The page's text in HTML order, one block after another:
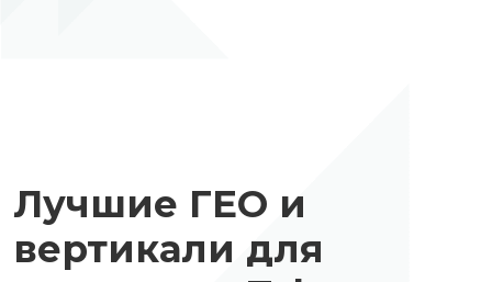
Лучшие ГЕО и
вертикали для